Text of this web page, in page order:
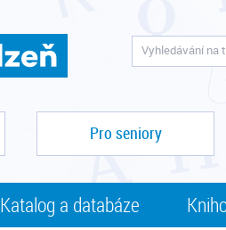
Pro seniory
Katalog a databáze